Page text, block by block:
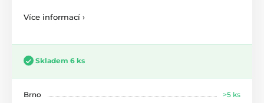
Více informací ›
Skladem 6 ks
Brno >5 ks